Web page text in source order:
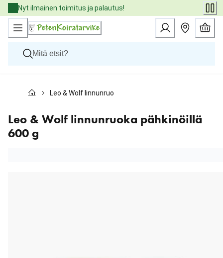
Skip
to
Content
Nyt ilmainen toimitus ja palautus!
Kissat
Eläinlääkäriruoat
Tuotemerkit
Uutuudet
Leo & Wolf linnunruoka pähkinöillä 600 g
Leo & Wolf linnunruoka pähkinöillä
600 g